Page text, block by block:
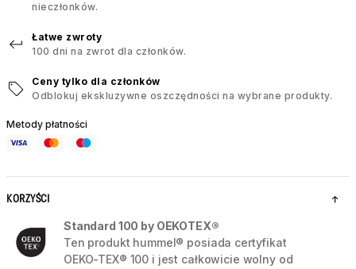
nieczłonków.
Łatwe zwroty
100 dni na zwrot dla członków.
Ceny tylko dla członków
Odblokuj ekskluzywne oszczędności na wybrane produkty.
Metody płatności
KORZYŚCI
Standard 100 by OEKOTEX®
Ten produkt hummel® posiada certyfikat
OEKO-TEX® 100 i jest całkowicie wolny od